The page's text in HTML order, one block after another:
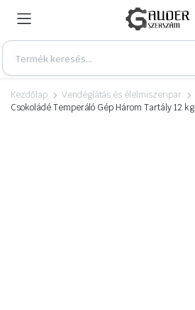
Kezdőlap Vendéglátás és élelmiszeripar
Csokoládé Temperáló Gép Három Tartály 12 kg